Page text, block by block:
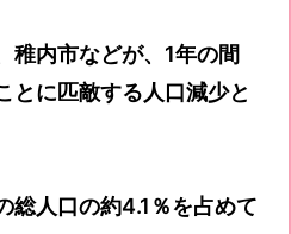
稚内市などが、1年の間
とに匹敵する人口減少と
総人口の約4.1％を占めて